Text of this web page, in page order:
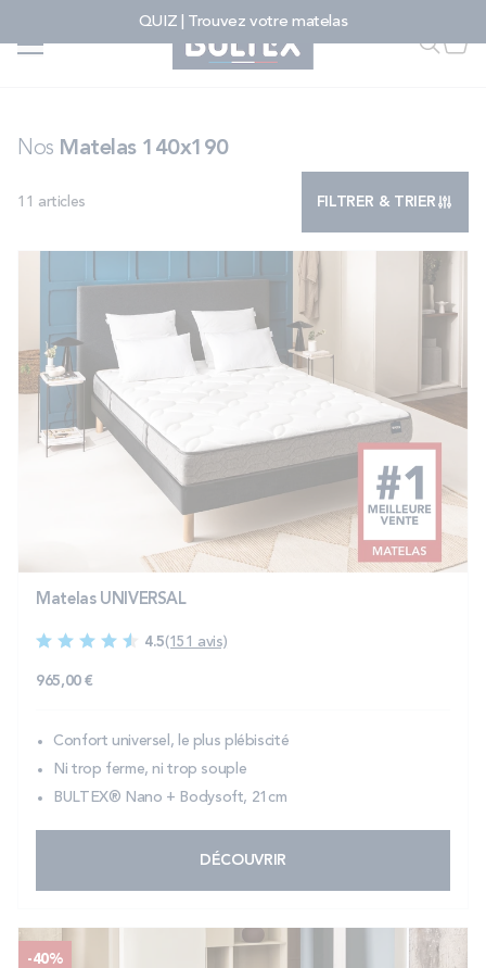
QUIZ | Trouvez votre matelas
Faire
FAIRE UNE RECHERCHE
MATELAS
SOMMIERS
ENSEMBLES
ACCESSOIRES
Technologie bultex
Nos engagements
Storelocator
ContactMon compte
Nos matelas 140x190
Nos Matelas 140x190
11 articles FILTRER & TRIER
Matelas UNIVERSAL
4.5(151 avis)
965,00 €
Confort universel, le plus plébiscité
Ni trop ferme, ni trop souple
BULTEX® Nano + Bodysoft, 21cm
DÉCOUVRIR
-40%